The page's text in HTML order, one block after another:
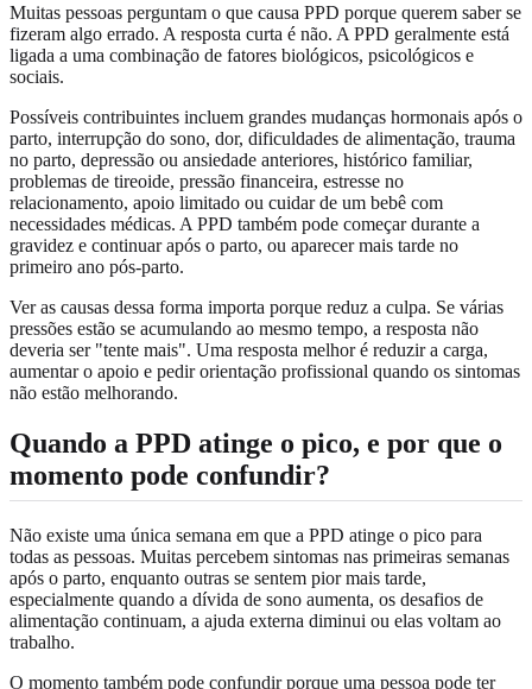
Muitas pessoas perguntam o que causa PPD porque querem saber se
fizeram algo errado. A resposta curta é não. A PPD geralmente está
ligada a uma combinação de fatores biológicos, psicológicos e
sociais.
Possíveis contribuintes incluem grandes mudanças hormonais após o
parto, interrupção do sono, dor, dificuldades de alimentação, trauma
no parto, depressão ou ansiedade anteriores, histórico familiar,
problemas de tireoide, pressão financeira, estresse no
relacionamento, apoio limitado ou cuidar de um bebê com
necessidades médicas. A PPD também pode começar durante a
gravidez e continuar após o parto, ou aparecer mais tarde no
primeiro ano pós-parto.
Ver as causas dessa forma importa porque reduz a culpa. Se várias
pressões estão se acumulando ao mesmo tempo, a resposta não
deveria ser "tente mais". Uma resposta melhor é reduzir a carga,
aumentar o apoio e pedir orientação profissional quando os sintomas
não estão melhorando.
Quando a PPD atinge o pico, e por que o
momento pode confundir?
Não existe uma única semana em que a PPD atinge o pico para
todas as pessoas. Muitas percebem sintomas nas primeiras semanas
após o parto, enquanto outras se sentem pior mais tarde,
especialmente quando a dívida de sono aumenta, os desafios de
alimentação continuam, a ajuda externa diminui ou elas voltam ao
trabalho.
O momento também pode confundir porque uma pessoa pode ter